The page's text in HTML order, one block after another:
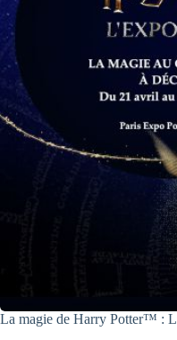
La magie de Harry Potter™ :